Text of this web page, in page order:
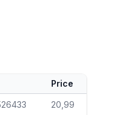
Price
20,99